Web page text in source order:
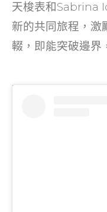
天梭表和Sabrina
新的共同旅程，激
輟，即能突破邊界